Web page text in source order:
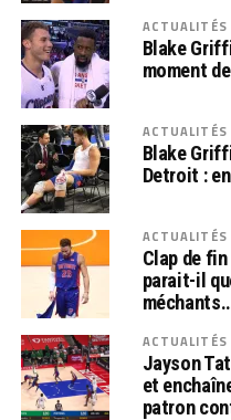
ACTUALITÉS
Blake
moment
ACTUALITÉS
Blake
Detroit :
ACTUALITÉS
Clap de
parait-il
ACTUALITÉS
Jayson
et
patron